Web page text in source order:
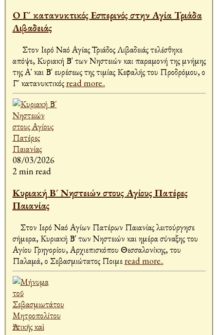
Ο Γ´ κατανυκτικός Εσπερινός στην Αγία Τριάδα
Λιβαδειάς
απόψε, Κυριακή Β' των Νηστειών και παραμονή της μνήμης
της Α' και Β' ευρέσεως της τιμίας Κεφαλής του Προδρόμου, ο
Γ´ κατανυκτικόςread more..
08/03/2026
2 min read
Κυριακή Β´ Νηστειών στους Αγίους Πατέρες
Παιανίας
Στον Ιερό Ναό Αγίων Πατέρων Παιανίας λειτούργησε
σήμερα, Κυριακή Β' των Νηστειών και ημέρα σύναξης του
Αγίου Γρηγορίου, Αρχιεπισκόπου Θεσσαλονίκης, του
Παλαμά, ο Σεβασμιώτατος Ποιμεread more..